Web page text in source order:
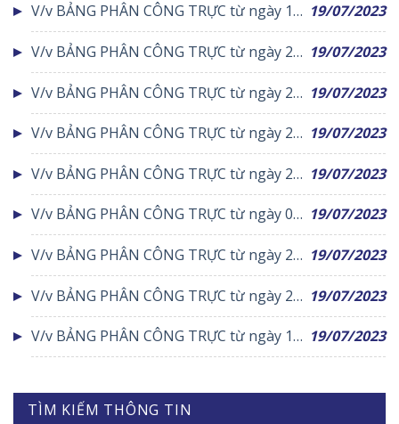
V/v BẢNG PHÂN CÔNG TRỰC từ ngày 17
tháng 02 đến ngày 23 tháng 02 năm 2020
19/07/2023
V/v BẢNG PHÂN CÔNG TRỰC từ ngày 22
tháng 06 đến ngày 28 tháng 06 năm 2020
19/07/2023
V/v BẢNG PHÂN CÔNG TRỰC từ ngày 24
tháng 08 đến ngày 30 tháng 08 năm 2020
19/07/2023
V/v BẢNG PHÂN CÔNG TRỰC từ ngày 20
tháng 04 đến ngày 26 tháng 04 năm 2020
19/07/2023
V/v BẢNG PHÂN CÔNG TRỰC từ ngày 27
tháng 04 đến ngày 03 tháng 05 năm 2020
19/07/2023
V/v BẢNG PHÂN CÔNG TRỰC từ ngày 03
tháng 08 đến ngày 09 tháng 08 năm 2020
19/07/2023
V/v BẢNG PHÂN CÔNG TRỰC từ ngày 20
tháng 07 đến ngày 26 tháng 07 năm 2020
19/07/2023
V/v BẢNG PHÂN CÔNG TRỰC từ ngày 28
tháng 09 đến ngày 04 tháng 10 năm 2020
19/07/2023
V/v BẢNG PHÂN CÔNG TRỰC từ ngày 13
tháng 04 đến ngày 19 tháng 04 năm 2020
19/07/2023
TÌM KIẾM THÔNG TIN